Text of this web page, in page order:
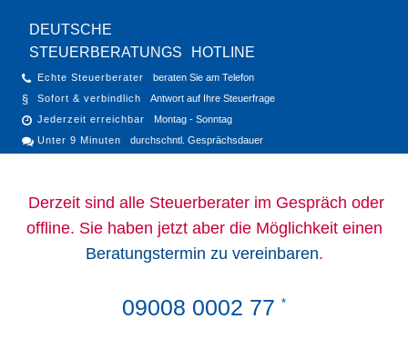
DEUTSCHE
STEUERBERATUNGS
HOTLINE
Echte Steuerberater
beraten Sie am Telefon
Sofort & verbindlich
Antwort auf Ihre Steuerfrage
Jederzeit erreichbar
Montag - Sonntag
Unter 9 Minuten
durchschntl. Gesprächsdauer
Derzeit sind alle Steuerberater im Gespräch oder
offline. Sie haben jetzt aber die Möglichkeit einen
Beratungstermin zu vereinbaren.
09008 0002 77 *